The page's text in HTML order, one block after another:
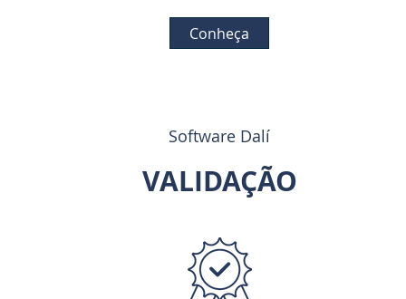
Conheça
Software Dalí
VALIDAÇÃO